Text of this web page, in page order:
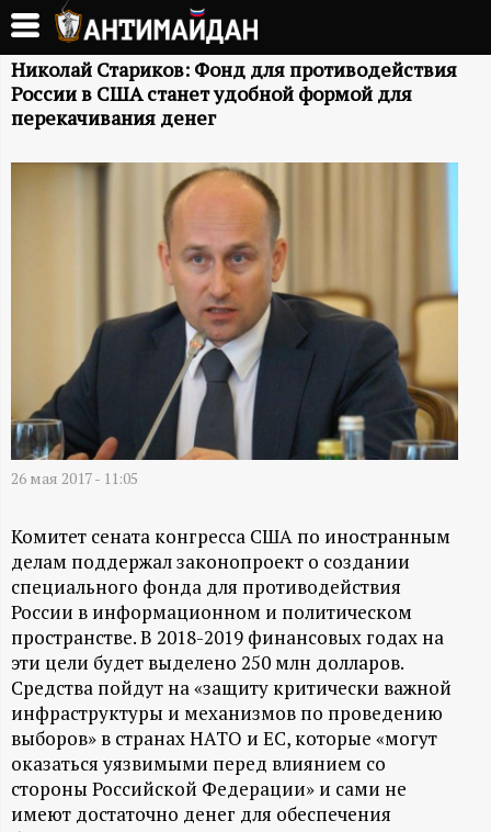
Перейти
основному
содержанию
А
Н
Т
Д
А
Н
-
и
н
ф
о
Николай Стариков: Фонд для противодействия
России в США станет удобной формой для
перекачивания денег
26 мая 2017 - 11:05
Комитет сената конгресса США по иностранным
делам поддержал законопроект о создании
специального фонда для противодействия
России в информационном и политическом
пространстве. В 2018-2019 финансовых годах на
эти цели будет выделено 250 млн долларов.
Средства пойдут на «защиту критически важной
инфраструктуры и механизмов по проведению
выборов» в странах НАТО и ЕС, которые «могут
оказаться уязвимыми перед влиянием со
стороны Российской Федерации» и сами не
имеют достаточно денег для обеспечения